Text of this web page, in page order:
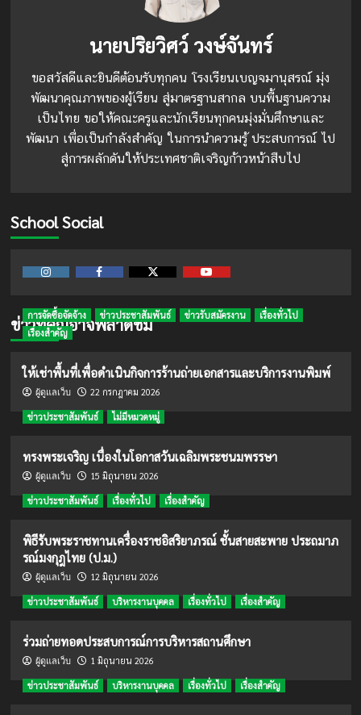
นายปริยวิศว์ วงษ์จันทร์
ขอสวัสดีและยินดีต้อนรับทุกคน โรงเรียนเบญจมานุสรณ์ มุ่ง
พัฒนาคุณภาพของผู้เรียน สู่มาตรฐานสากล บนพื้นฐานความ
เป็นไทย ขอให้คณะครูและนักเรียนทุกคนมุ่งมั่นศึกษาและ
พัฒนา เพื่อเป็นกำลังสำคัญ ในการนำความรู้ ประสบการณ์ ไป
สู่การผลักดันให้ประเทศชาติเจริญก้าวหน้าสืบไป
School Social
ข่าวที่คุณอาจพลาดชม
การจัดซื้อจัดจ้าง ข่าวประชาสัมพันธ์ ข่าวรับสมัครงาน
เรื่องทั่วไป
เรื่องสำคัญ
ให้เช่าพื้นที่เพื่อดำเนินกิจการร้านถ่ายเอกสารและบริการงานพิมพ์
ผู้ดูแลเว็บ 22 กรกฎาคม 2026
ข่าวประชาสัมพันธ์ ไม่มีหมวดหมู่
ทรงพระเจริญ เนื่องในโอกาสวันเฉลิมพระชนมพรรษา
ผู้ดูแลเว็บ 15 มิถุนายน 2026
ข่าวประชาสัมพันธ์ เรื่องทั่วไป เรื่องสำคัญ
พิธีรับพระราชทานเครื่องราชอิสริยาภรณ์ ชั้นสายสะพาย ประถมาภ
รณ์มงกุฎไทย (ป.ม.)
ผู้ดูแลเว็บ 12 มิถุนายน 2026
ข่าวประชาสัมพันธ์ บริหารงานบุคคล เรื่องทั่วไป เรื่องสำคัญ
ร่วมถ่ายทอดประสบการณ์การบริหารสถานศึกษา
ผู้ดูแลเว็บ 1 มิถุนายน 2026
ข่าวประชาสัมพันธ์ บริหารงานบุคคล เรื่องทั่วไป เรื่องสำคัญ